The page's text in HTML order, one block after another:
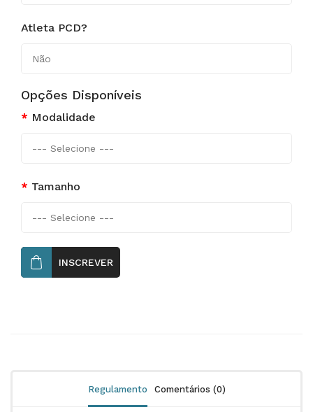
Atleta PCD?
Opções Disponíveis
Modalidade
Tamanho
INSCREVER
Regulamento Comentários (0)